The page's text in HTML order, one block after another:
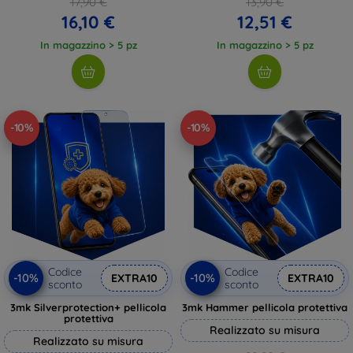
16,10 €
In magazzino > 5 pz
12,51 €
In magazzino > 5 pz
-10%
-10%
Codice
sconto
EXTRA10
3mk Silverprotection+ pellicola
protettiva
Realizzato su misura
-10%
-10%
Codice
sconto
EXTRA10
3mk Hammer pellicola protettiva
Realizzato su misura